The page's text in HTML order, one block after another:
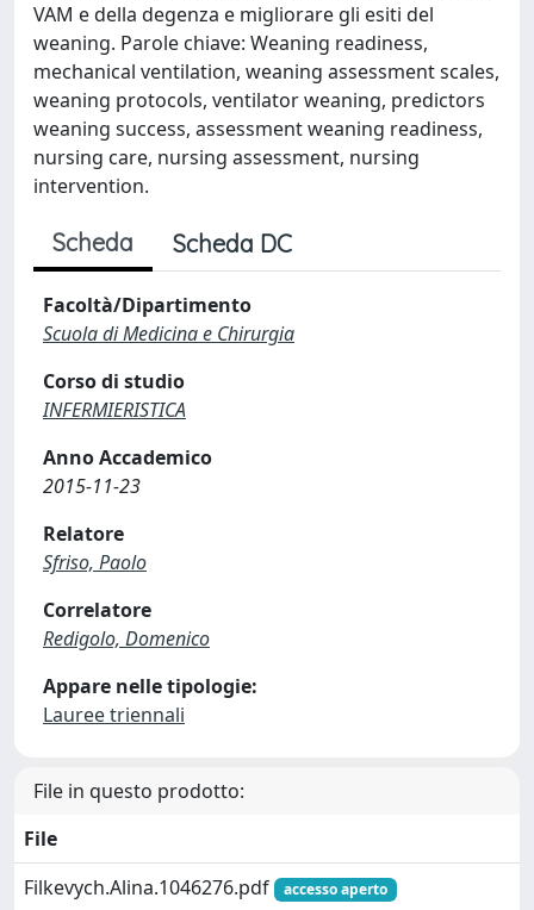
VAM e della degenza e migliorare gli esiti del
weaning. Parole chiave: Weaning readiness,
mechanical ventilation, weaning assessment scales,
weaning protocols, ventilator weaning, predictors
weaning success, assessment weaning readiness,
nursing care, nursing assessment, nursing
intervention.
Scheda Scheda DC
Facoltà/Dipartimento
Scuola di Medicina e Chirurgia
Corso di studio
INFERMIERISTICA
Anno Accademico
2015-11-23
Relatore
Sfriso, Paolo
Correlatore
Redigolo, Domenico
Appare nelle tipologie:
Lauree triennali
File in questo prodotto:
File
Filkevych.Alina.1046276.pdf
accesso aperto